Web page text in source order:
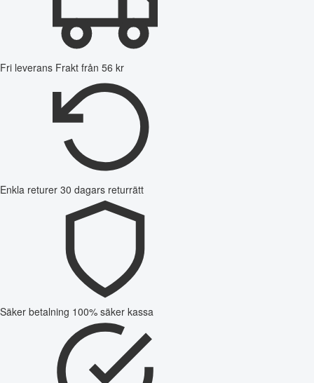
Fri leverans Frakt från 56 kr
Enkla returer 30 dagars returrätt
Säker betalning 100% säker kassa